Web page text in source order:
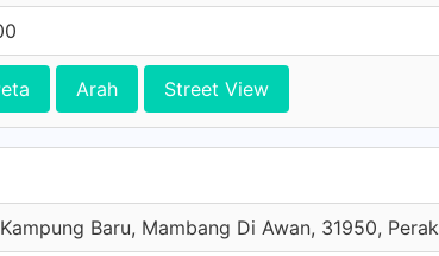
Arah Street View
Baru, Mambang Di Awan, 31950, Perak